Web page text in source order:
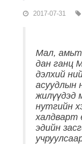
2017-07-31
Мал,
дан ганц
дэлхий
асуудлын
жилүүдэд
нутгийн
халдварт
эдийн